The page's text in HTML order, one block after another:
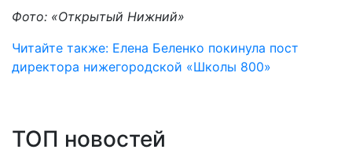
Фото: «Открытый Нижний»
Читайте также: Елена Беленко покинула пост
директора нижегородской «Школы 800»
ТОП новостей